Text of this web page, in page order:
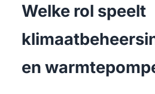
Welke rol speelt
en